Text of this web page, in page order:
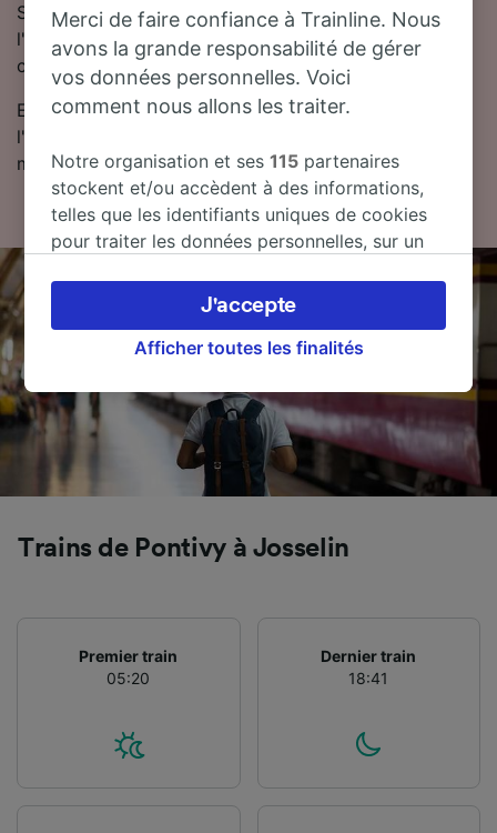
Si vous réservez votre trajet Pontivy - Josselin à
l'avance, les billets de train sont généralement moins
chers.
Essayez notre planificateur de voyage pour trouver
l'horaire, le billet et le prix qui vous conviennent le
mieux.
Trains de Pontivy à Josselin
Premier train
05:20
Dernier train
18:41
Merci de faire confiance à Trainline. Nous
avons la grande responsabilité de gérer
vos données personnelles. Voici
comment nous allons les traiter.
Notre organisation et ses115 partenaires
stockent et/ou accèdent à des informations,
telles que les identifiants uniques de cookies
pour traiter les données personnelles, sur un
préférences, notamment en exerçant votre
droit d’opposition à l’intérêt légitime, en
cliquant ci-dessous ou à tout moment sur la
préférences seront signalées à nos partenaires
et n’affecteront pas les données de navigation.
Vos données ne seront pas utilisées à des fins
de traçage si vous nous avez demandé de ne
Nos équipes ainsi que nos partenaires
précises. Analyser activement les
caractéristiques de l’appareil pour
contenu personnalisés, mesure de
performance des publicités et du contenu,
études d’audience et développement de
services.
Afficher toutes les finalités
J'accepte